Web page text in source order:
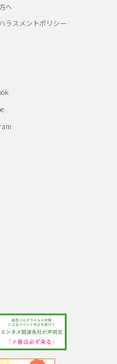
へ
ラスメントポリシー